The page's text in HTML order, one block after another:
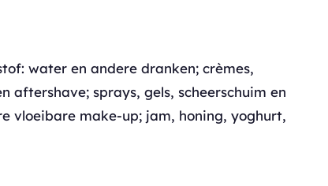
water en andere dranken; crèmes,
aftershave; sprays, gels, scheerschuim en
vloeibare make-up; jam, honing, yoghurt,